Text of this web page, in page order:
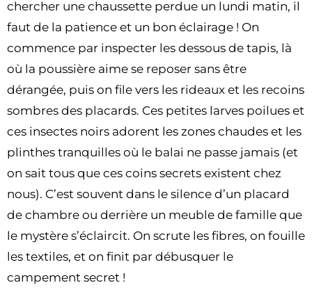
chercher une chaussette perdue un lundi matin, il
faut de la patience et un bon éclairage ! On
commence par inspecter les dessous de tapis, là
où la poussière aime se reposer sans être
dérangée, puis on file vers les rideaux et les recoins
sombres des placards. Ces petites larves poilues et
ces insectes noirs adorent les zones chaudes et les
plinthes tranquilles où le balai ne passe jamais (et
on sait tous que ces coins secrets existent chez
nous). C’est souvent dans le silence d’un placard
de chambre ou derrière un meuble de famille que
le mystère s’éclaircit. On scrute les fibres, on fouille
les textiles, et on finit par débusquer le
campement secret !